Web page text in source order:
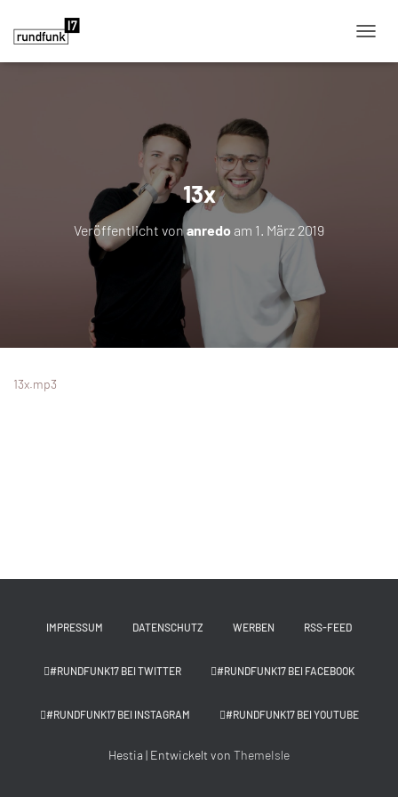
13x
Veröffentlicht vonanredo am 1. März 2019
13x.mp3
IMPRESSUM DATENSCHUTZ WERBEN RSS-FEED
#RUNDFUNK17 BEI TWITTER #RUNDFUNK17 BEI FACEBOOK
#RUNDFUNK17 BEI INSTAGRAM #RUNDFUNK17 BEI YOUTUBE
Hestia | Entwickelt von ThemeIsle